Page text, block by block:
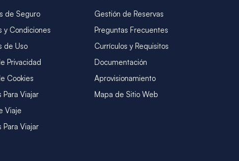
de Seguro
y Condiciones
de Uso
Privacidad
Cookies
Para Viajar
Viaje
Para Viajar
Gestión de Reservas
Preguntas Frecuentes
Currículos y Requisitos
Documentación
Aprovisionamiento
Mapa de Sitio Web